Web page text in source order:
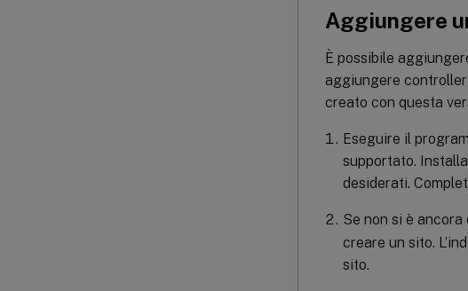
Aggiungere
È possibile
aggiungere
creato con questa
Eseguire il
supportato.
desiderati.
Se non si è
creare un sito.
sito.